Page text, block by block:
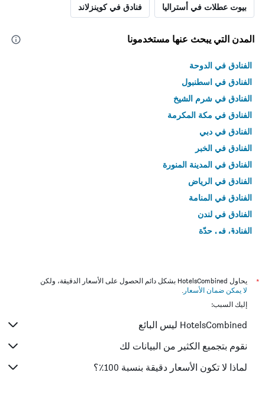
بيوت عطلات في أستراليا فنادق في كوينزلاند
المدن التي يبحث عنها مستخدمونا
الفنادق في الدوحة
الفنادق في اسطنبول
الفنادق في شرم الشيخ
الفنادق في مكة المكرمة
الفنادق في دبي
الفنادق في الخبر
الفنادق في المدينة المنورة
الفنادق في الرياض
الفنادق في المنامة
الفنادق في لندن
الفنادق في جدّة
*
يحاول HotelsCombined بشكل دائم الحصول على الأسعار الدقيقة، ولكن
لا يمكن ضمان الأسعار .
إليك السبب:
HotelsCombined ليس البائع
نقوم بتجميع الكثير من البيانات لك
لماذا لا تكون الأسعار دقيقة بنسبة 100٪؟